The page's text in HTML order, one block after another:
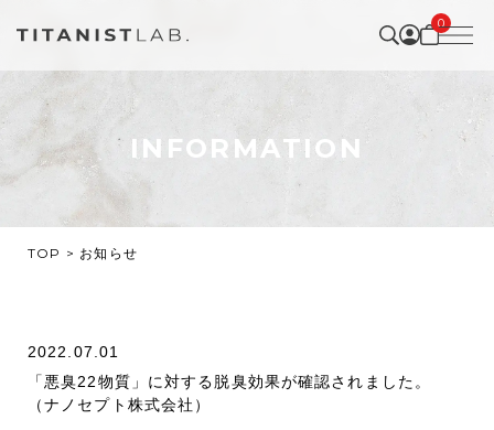
0
INFORMATION
TOP お知らせ
2022.07.01
「悪臭22物質」に対する脱臭効果が確認されました。
（ナノセプト株式会社）